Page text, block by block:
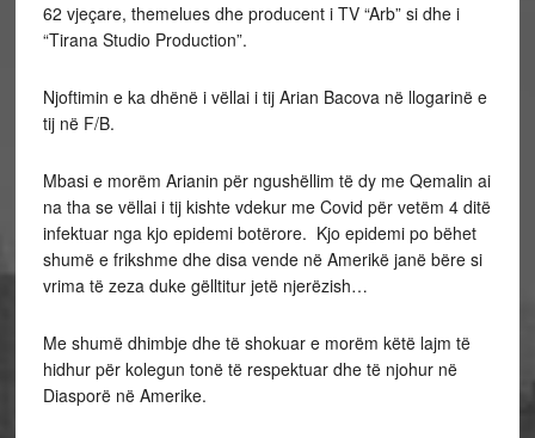
62 vjeçare, themelues dhe producent i TV “Arb” si dhe i
“Tirana Studio Production”.
Njoftimin e ka dhënë i vëllai i tij Arian Bacova në llogarinë e
tij në F/B.
Mbasi e morëm Arianin për ngushëllim të dy me Qemalin ai
na tha se vëllai i tij kishte vdekur me Covid për vetëm 4 ditë
infektuar nga kjo epidemi botërore. Kjo epidemi po bëhet
shumë e frikshme dhe disa vende në Amerikë janë bëre si
vrima të zeza duke gëlltitur jetë njerëzish…
Me shumë dhimbje dhe të shokuar e morëm këtë lajm të
hidhur për kolegun tonë të respektuar dhe të njohur në
Diasporë në Amerike.